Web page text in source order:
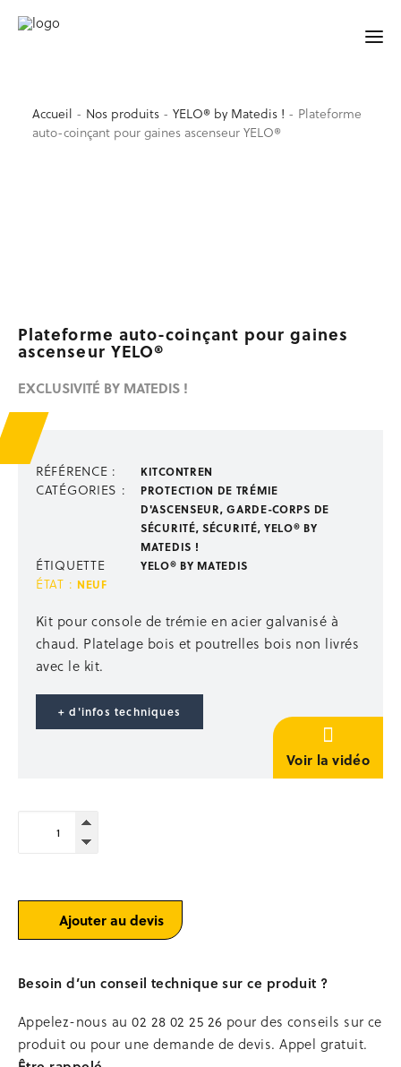
ACCUEIL
Sécurité au sol
Occasion sécurité
TRAVAIL EN HAUTEUR
Escalier de talus 2-en-1 passerelle
Échelles, escabeaux
Passerelles, nacelles
Échafaudages mobiles
STABILISATION ÉTAIEMENT
Accessoires étaiement
Étais TP
Panneaux coffrants
Stabilisation
Occasion étaiement
STOCKAGE
Supports de rétention
Occasion stockage
Bennes à terre autovid
Bennes passe-porte
Bacs à mortier
Occasion bennes
MANUTENTION
Levage et chargement
Accueil - Nos produits - YELO® by Matedis ! - Plateforme
auto-coinçant pour gaines ascenseur YELO®
Plateforme auto-coinçant pour gaines
ascenseur YELO®
EXCLUSIVITÉ BY MATEDIS !
RÉFÉRENCE : KITCONTREN
CATÉGORIES :
PROTECTION DE TRÉMIE
D'ASCENSEUR,GARDE-CORPS DE
SÉCURITÉ,SÉCURITÉ,YELO® BY
MATEDIS !
ÉTIQUETTE YELO® BY MATEDIS
ÉTAT : NEUF
Kit pour console de trémie en acier galvanisé à
chaud. Platelage bois et poutrelles bois non livrés
avec le kit.
+ d'infos techniques
Voir la vidéo
Plateforme
pour
ascenseur
Ajouter au devis
Besoin d’un conseil technique sur ce produit ?
Appelez-nous au02 28 02 25 26 pour des conseils sur ce
produit ou pour une demande de devis. Appel gratuit.